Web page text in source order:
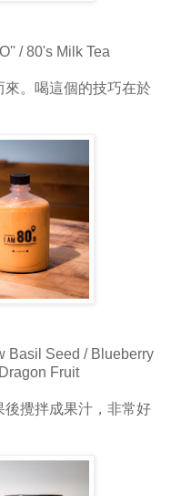
/ 80's Milk Tea
。喝這個的技巧在於
Basil Seed / Blueberry
Fruit
攪拌成果汁，非常好